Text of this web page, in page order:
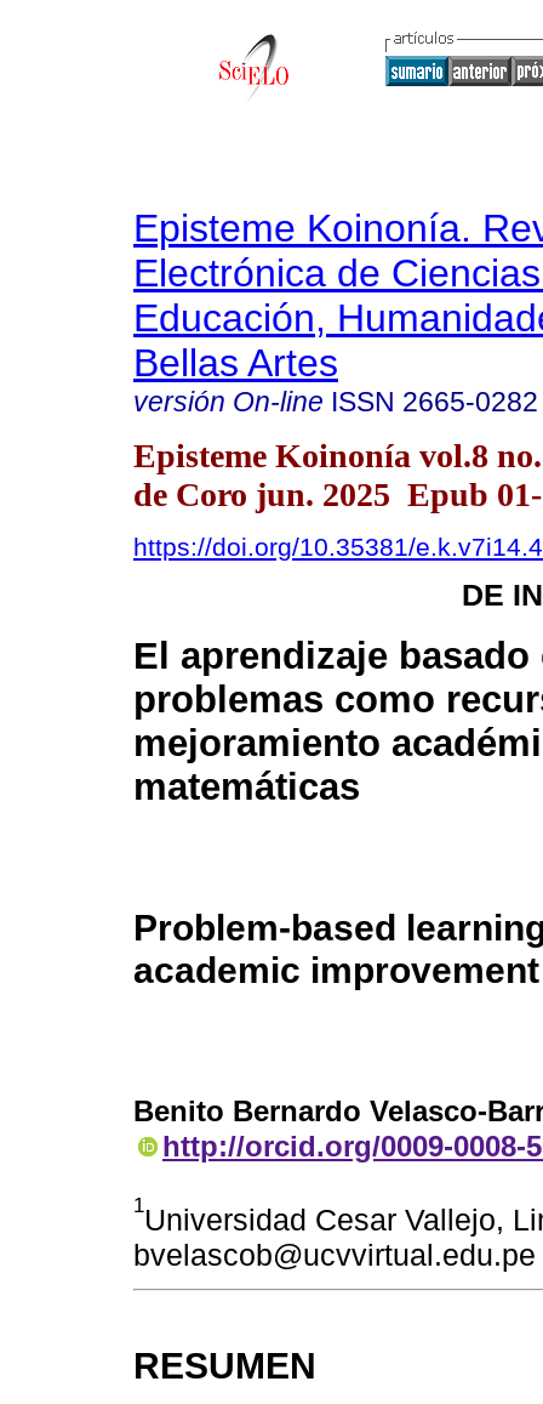
Episteme Koinonía.
Electrónica de
Educación,
Bellas Artes
versión On-line ISSN 2665-0282
Episteme Koinonía vol.8
de Coro jun. 2025 Epub
https://doi.org/10.35381/
DE
El aprendizaje basado
problemas como
mejoramiento
matemáticas
Problem-based
academic
Benito Bernardo Velasco-
http://orcid.org/0009-0008-
1Universidad Cesar Vallejo,
bvelascob@ucvvirtual.edu.pe
RESUMEN